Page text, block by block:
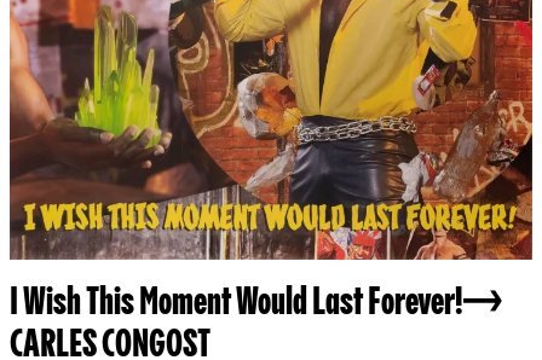
I Wish This Moment Would Last Forever!
CARLES CONGOST